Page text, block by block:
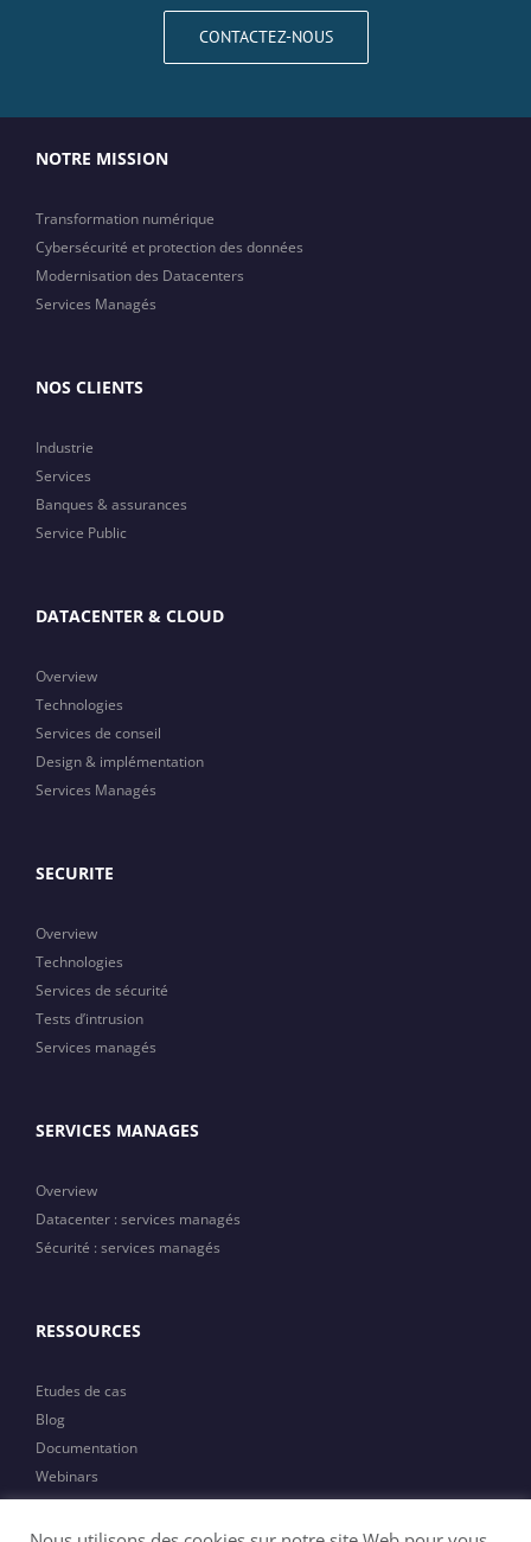
CONTACTEZ-NOUS
NOTRE MISSION
Transformation numérique
Cybersécurité et protection des données
Modernisation des Datacenters
Services Managés
NOS CLIENTS
Industrie
Services
Banques & assurances
Service Public
DATACENTER & CLOUD
Overview
Technologies
Services de conseil
Design & implémentation
Services Managés
SECURITE
Overview
Technologies
Services de sécurité
Tests d’intrusion
Services managés
SERVICES MANAGES
Overview
Datacenter : services managés
Sécurité : services managés
RESSOURCES
Etudes de cas
Blog
Documentation
Webinars
Actualités